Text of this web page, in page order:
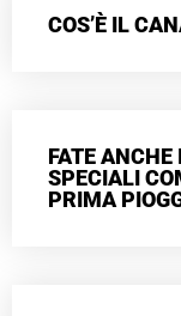
COS’È IL
FATE
SPECIALI
PRIMA